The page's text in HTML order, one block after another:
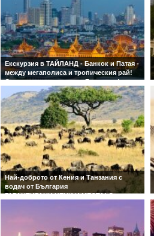
Екскурзия в ТАЙЛАНД - Банкок и Патая -
между мегаполиса и тропическия рай!
Със самолет и водач от България!
Гарантирани места и дати на
заминаване!
Най-доброто от Кения и Танзания с
водач от България
ГАРАНТИРАНИ ЦЕНИ И МЕСТА! Със